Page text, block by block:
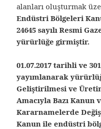
alanları oluşturmak
Endüstri Bölgeleri
24645 sayılı Resmi
yürürlüğe girmiştir.
01.07.2017 tarihli ve
yayımlanarak
Geliştirilmesi ve
Amacıyla Bazı
Kararnamelerde
Kanun ile endüstri